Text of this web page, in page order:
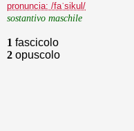
pronuncia: /faˈsikul/
sostantivo maschile
1 fascicolo
2 opuscolo